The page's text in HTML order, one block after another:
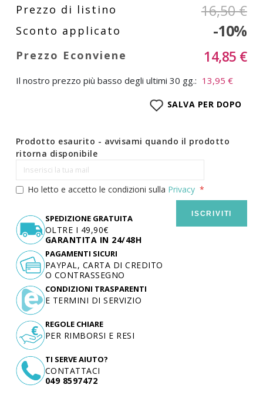
16,50 €
-10%
14,85 €
Il nostro prezzo più basso degli ultimi 30 gg.: 13,95 €
SALVA PER DOPO
Prodotto esaurito - avvisami quando il prodotto
ritorna disponibile
Ho letto e accetto le condizioni sulla Privacy
ISCRIVITI
SPEDIZIONE GRATUITA
OLTRE I 49,90€
GARANTITA IN 24/48H
TI SERVE AIUTO?
CONTATTACI
049 8597472
PAGAMENTI SICURI
PAYPAL, CARTA DI CREDITO
O CONTRASSEGNO
CONDIZIONI TRASPARENTI
E TERMINI DI SERVIZIO
REGOLE CHIARE
PER RIMBORSI E RESI